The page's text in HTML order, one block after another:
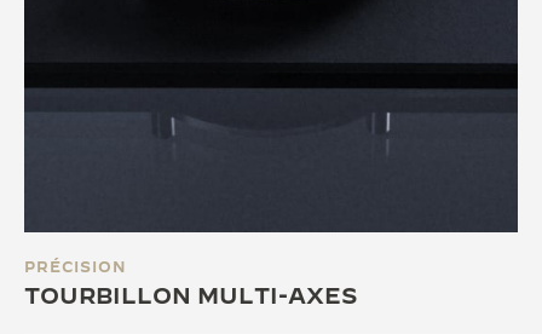
PRÉCISION
TOURBILLON MULTI-AXES